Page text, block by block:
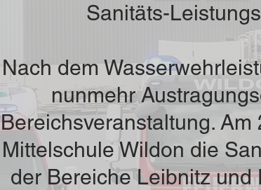
Sanitäts-
Nach dem
nunmehr
Bereichsveranstaltung.
Mittelschule Wildon die
der Bereiche Leibnitz